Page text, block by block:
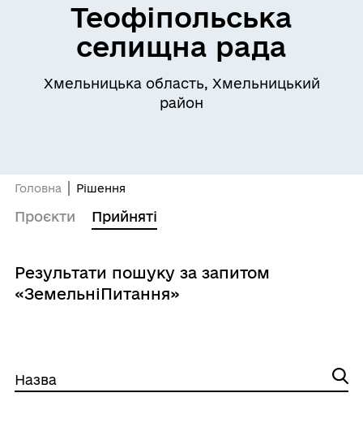
Теофіпольська
селищна рада
Хмельницька область, Хмельницький
район
Головна Рішення
Проєкти Прийняті
Результати пошуку за запитом
«ЗемельніПитання»
Назва